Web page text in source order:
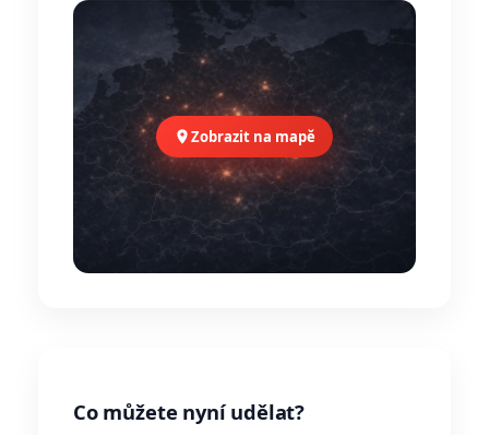
Zobrazit na mapě
Co můžete nyní udělat?